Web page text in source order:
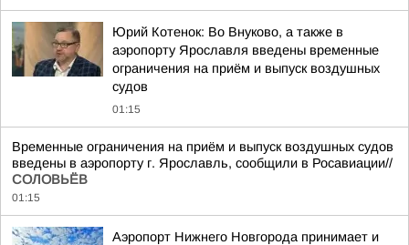
Юрий Котенок: Во Внуково, а также в
аэропорту Ярославля введены временные
ограничения на приём и выпуск воздушных
судов
01:15
Временные ограничения на приём и выпуск воздушных судов
введены в аэропорту г. Ярославль, сообщили в Росавиации//
СОЛОВЬЁВ
01:15
Аэропорт Нижнего Новгорода принимает и